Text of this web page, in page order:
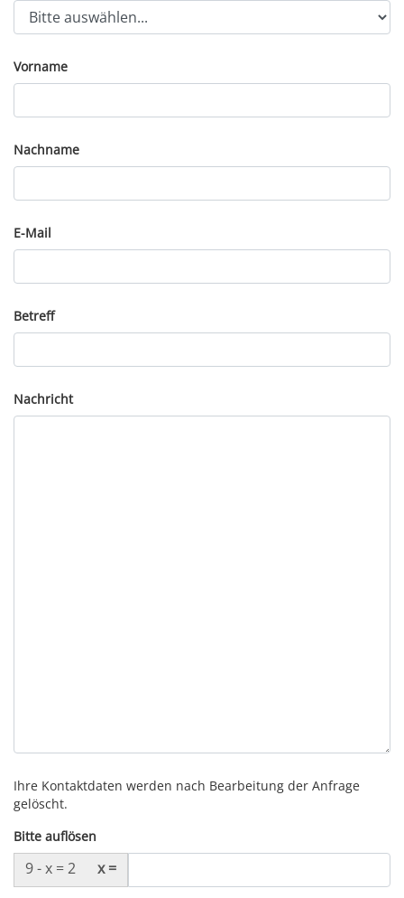
Vorname
Nachname
E-Mail
Betreff
Nachricht
Ihre Kontaktdaten werden nach Bearbeitung der Anfrage
gelöscht.
Bitte auflösen
9-x =2 x =